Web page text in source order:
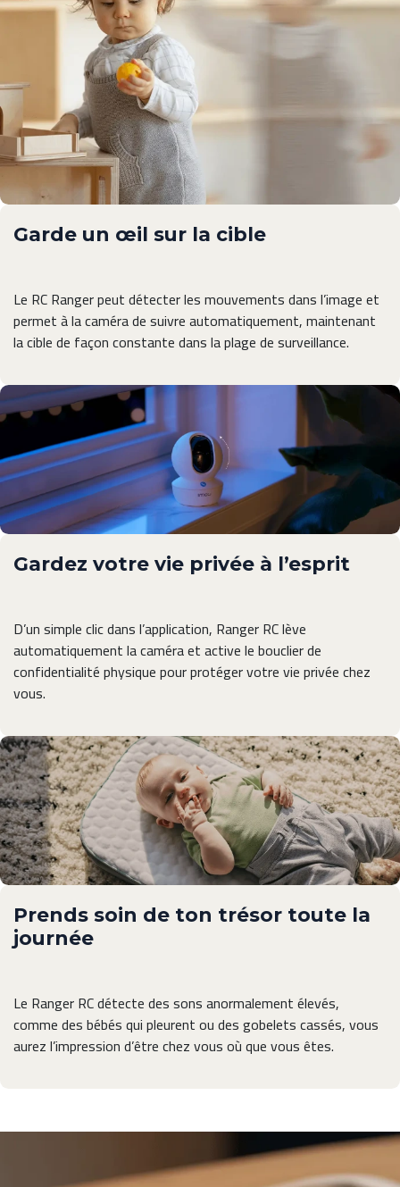
Garde un œil sur la cible
Le RC Ranger peut détecter les mouvements dans l’image et
permet à la caméra de suivre automatiquement, maintenant
la cible de façon constante dans la plage de surveillance.
Gardez votre vie privée à l’esprit
D’un simple clic dans l’application, Ranger RC lève
automatiquement la caméra et active le bouclier de
confidentialité physique pour protéger votre vie privée chez
vous.
Prends soin de ton trésor toute la
journée
Le Ranger RC détecte des sons anormalement élevés,
comme des bébés qui pleurent ou des gobelets cassés, vous
aurez l’impression d’être chez vous où que vous êtes.